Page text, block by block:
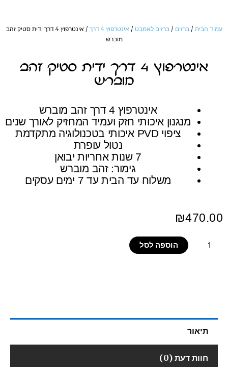
עמוד הבית/ ברזים/ ברזים לאמבט/ אינטרפוץ 4 דרך
/ אינטרפוץ 4 דרך ידית סטיק זהב
מוברש
אינטרפוץ 4 דרך ידית סטיק זהב
מוברש
אינטרפוץ 4 דרך זהב מוברש
מנגנון איכותי חזק ועמיד המחזיק לאורך שנים
ציפוי PVD איכותי בטכנולוגיה מתקדמת
נטול עופרת
7 שנות אחריות יבואן
גימור: זהב מוברש
משלוח עד הבית עד 7 ימים עסקים
₪470.00
הוספה לסל
תיאור
חוות דעת (0)